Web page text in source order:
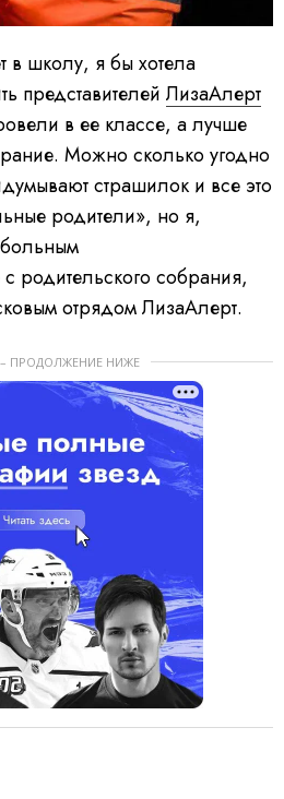
в школу, я бы хотела
представителей ЛизаАлерт
в ее классе, а лучше
Можно сколько угодно
страшилок и все это
родители», но я,
родительского собрания,
отрядом ЛизаАлерт.
ПРОДОЛЖЕНИЕ НИЖЕ